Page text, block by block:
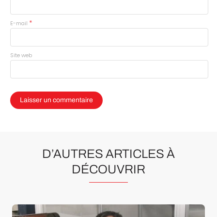
E-mail *
Site web
D’AUTRES ARTICLES À
DÉCOUVRIR